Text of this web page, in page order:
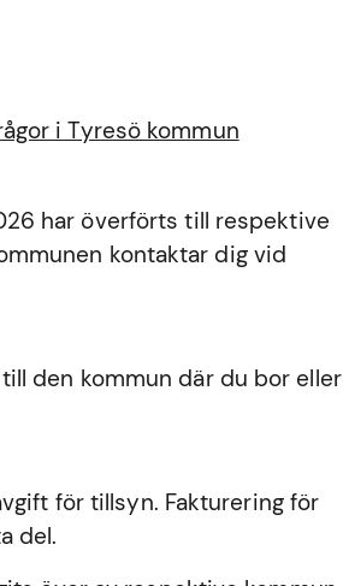
i Tyresö kommun
har överförts till respektive
kontaktar dig vid
den kommun där du bor eller
för tillsyn. Fakturering för
del.